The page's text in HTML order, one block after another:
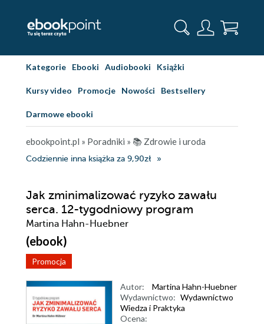
Kategorie Ebooki Audiobooki Książki
Kursy video Promocje Nowości Bestsellery
Darmowe ebooki
ebookpoint.pl » Poradniki » 📚 Zdrowie i uroda
Codziennie inna książka za 9,90zł
Jak zminimalizować ryzyko zawału
serca. 12-tygodniowy program
Martina Hahn-Huebner
(ebook)
Promocja
Autor:
Martina Hahn-Huebner
Wydawnictwo: Wydawnictwo
Wiedza i Praktyka
Ocena: